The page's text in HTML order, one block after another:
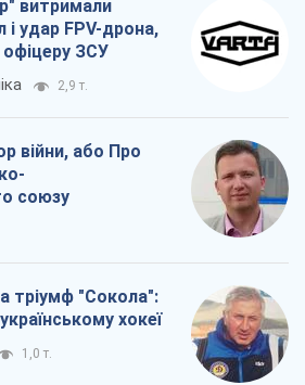
витримали
і удар FPV-дрона,
ЗСУ
2,9 т.
війни, або Про
союзу
тріумф "Сокола":
хокеї
1,0 т.